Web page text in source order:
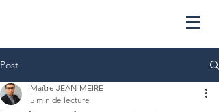
Post
Maître JEAN-MEIRE
5 min de lecture